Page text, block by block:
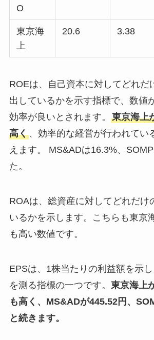
O
東京海
上
20.6 3.38
ROEは、自己資本に対してどれだ
出しているかを示す指標で、数値
効率が良いとされます。 東京海上
高く、効率的な経営が行われてい
えます。 MS&ADは16.3%、
た。
ROAは、総資産に対してどれだけ
いるかを示します。こちらも東京
も高い数値です。
EPSは、1株当たりの利益額を示
を測る指標の一つです。 東京海上
も高く、MS&ADが445.52円、
と続きます。